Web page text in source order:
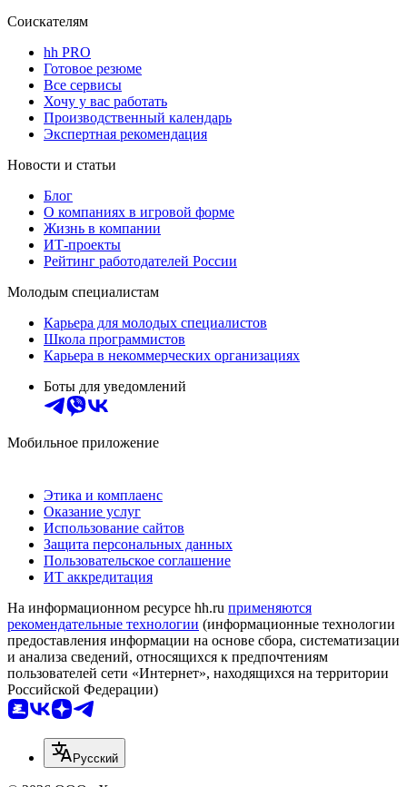
Соискателям
hh PRO
Готовое резюме
Все сервисы
Хочу у вас работать
Производственный календарь
Экспертная рекомендация
Новости и статьи
Блог
О компаниях в игровой форме
Жизнь в компании
ИТ-проекты
Рейтинг работодателей России
Молодым специалистам
Карьера для молодых специалистов
Школа программистов
Карьера в некоммерческих организациях
Боты для уведомлений
Мобильное приложение
Этика и комплаенс
Оказание услуг
Использование сайтов
Защита персональных данных
Пользовательское соглашение
ИТ аккредитация
На информационном ресурсе hh.ru применяются
рекомендательные технологии (информационные технологии
предоставления информации на основе сбора, систематизации
и анализа сведений, относящихся к предпочтениям
пользователей сети «Интернет», находящихся на территории
Российской Федерации)
Русский